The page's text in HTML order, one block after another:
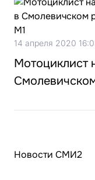
14 апреля 2020
Мотоциклист
Новости СМИ2